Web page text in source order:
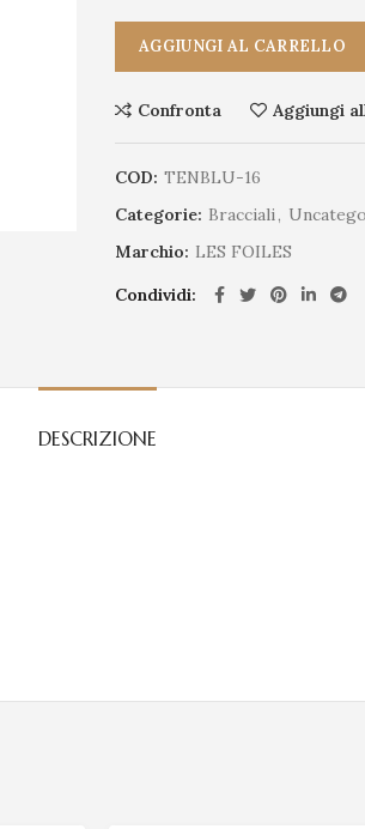
AGGIUNGI AL CARRELLO
Confronta Aggiungi
COD: TENBLU-16
Categorie: Bracciali,
Marchio: LES FOILES
Condividi
DESCRIZIONE